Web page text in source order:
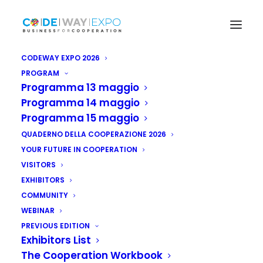
CODEWAY EXPO 2026
PROGRAM
Programma 13 maggio
Programma 14 maggio
Programma 15 maggio
QUADERNO DELLA COOPERAZIONE 2026
YOUR FUTURE IN COOPERATION
VISITORS
EXHIBITORS
COMMUNITY
WEBINAR
PREVIOUS EDITION
Exhibitors List
The Cooperation Workbook